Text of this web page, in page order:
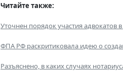
Читайте также:
Уточнен порядок участия адвокатов
ФПА РФ раскритиковала идею о
Разъяснено, в каких случаях